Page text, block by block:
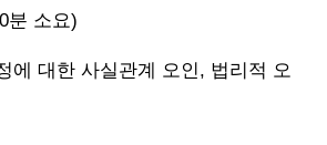
분 소요)
에 대한 사실관계 오인, 법리적 오